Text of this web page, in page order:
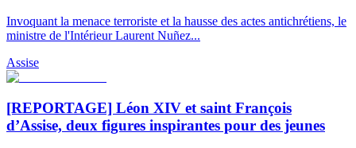
Invoquant la menace terroriste et la hausse des actes antichrétiens, le
ministre de l'Intérieur Laurent Nuñez...
Assise
[REPORTAGE] Léon XIV et saint François
d’Assise, deux figures inspirantes pour des jeunes